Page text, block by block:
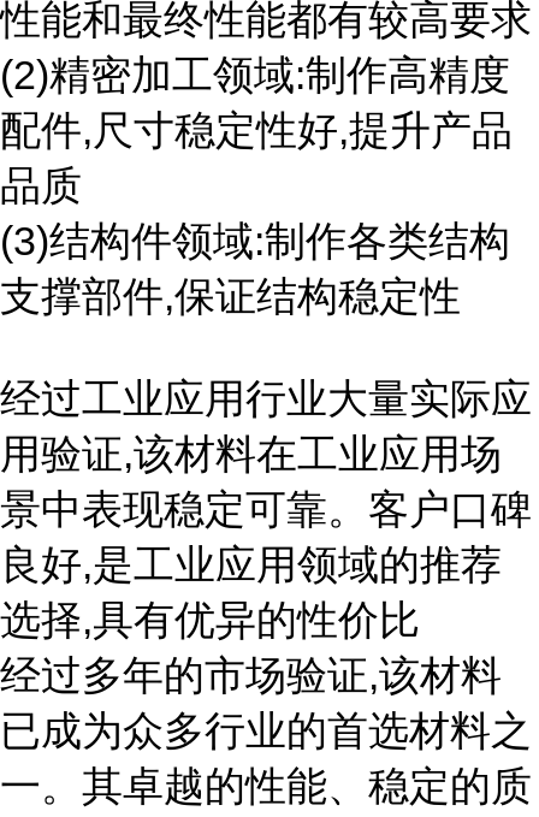
性能和最终性能都有较高要求
(2)精密加工领域:制作高精度
配件,尺寸稳定性好,提升产品
品质
(3)结构件领域:制作各类结构
支撑部件,保证结构稳定性
经过工业应用行业大量实际应
用验证,该材料在工业应用场
景中表现稳定可靠。客户口碑
良好,是工业应用领域的推荐
选择,具有优异的性价比
经过多年的市场验证,该材料
已成为众多行业的首选材料之
一。其卓越的性能、稳定的质